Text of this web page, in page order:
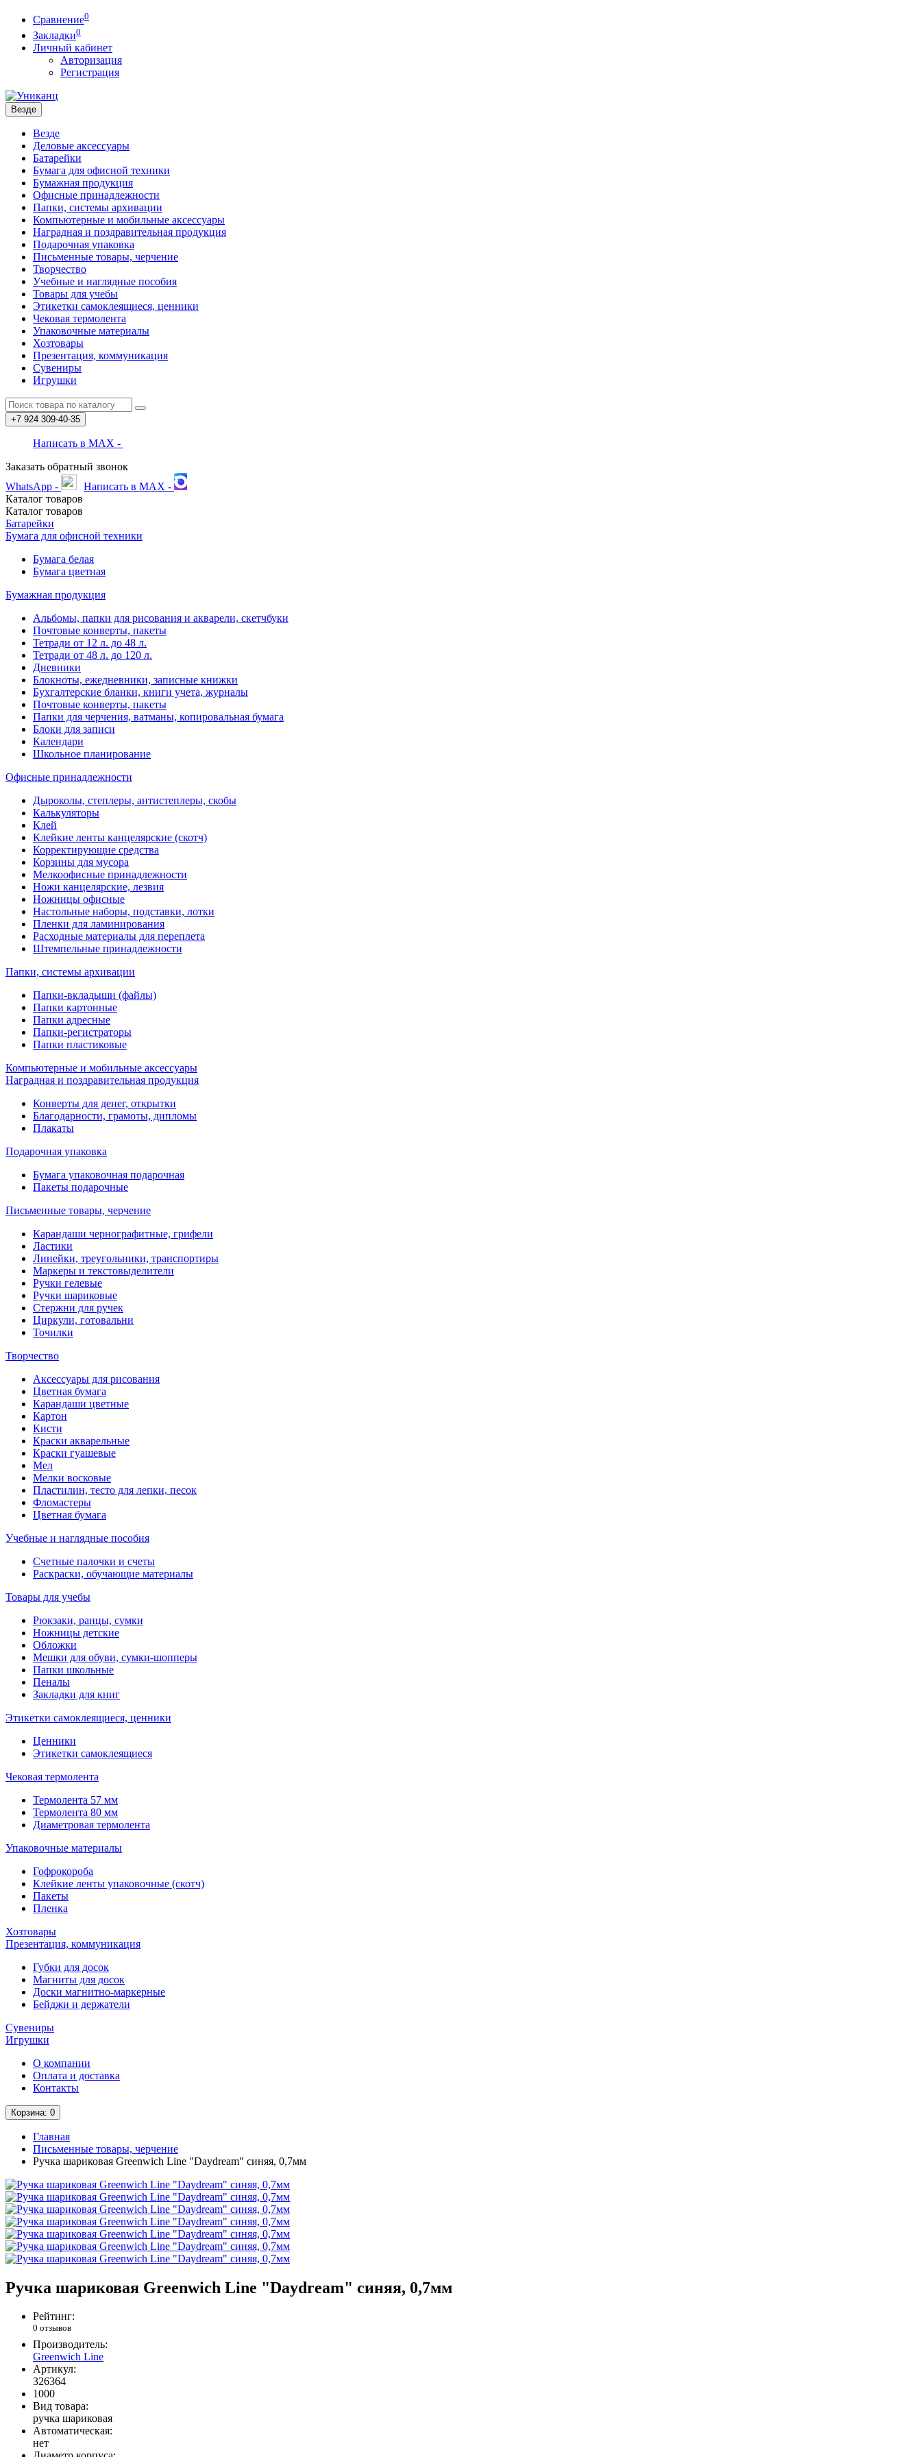
Сравнение0
Закладки0
Личный кабинет
Авторизация
Регистрация
Везде
Везде
Деловые аксессуары
Батарейки
Бумага для офисной техники
Бумажная продукция
Офисные принадлежности
Папки, системы архивации
Компьютерные и мобильные аксессуары
Наградная и поздравительная продукция
Подарочная упаковка
Письменные товары, черчение
Творчество
Учебные и наглядные пособия
Товары для учебы
Этикетки самоклеящиеся, ценники
Чековая термолента
Упаковочные материалы
Хозтовары
Презентация, коммуникация
Сувениры
Игрушки
+7 924 309-40-35
Написать в MAX -
Заказать обратный звонок
WhatsApp -
Написать в MAX -
Каталог товаров
Каталог товаров
Батарейки
Бумага для офисной техники
Бумага белая
Бумага цветная
Бумажная продукция
Альбомы, папки для рисования и акварели, скетчбуки
Почтовые конверты, пакеты
Тетради от 12 л. до 48 л.
Тетради от 48 л. до 120 л.
Дневники
Блокноты, ежедневники, записные книжки
Бухгалтерские бланки, книги учета, журналы
Почтовые конверты, пакеты
Папки для черчения, ватманы, копировальная бумага
Блоки для записи
Календари
Школьное планирование
Офисные принадлежности
Дыроколы, степлеры, антистеплеры, скобы
Калькуляторы
Клей
Клейкие ленты канцелярские (скотч)
Корректирующие средства
Корзины для мусора
Мелкоофисные принадлежности
Ножи канцелярские, лезвия
Ножницы офисные
Настольные наборы, подставки, лотки
Пленки для ламинирования
Расходные материалы для переплета
Штемпельные принадлежности
Папки, системы архивации
Папки-вкладыши (файлы)
Папки картонные
Папки адресные
Папки-регистраторы
Папки пластиковые
Компьютерные и мобильные аксессуары
Наградная и поздравительная продукция
Конверты для денег, открытки
Благодарности, грамоты, дипломы
Плакаты
Подарочная упаковка
Бумага упаковочная подарочная
Пакеты подарочные
Письменные товары, черчение
Карандаши чернографитные, грифели
Ластики
Линейки, треугольники, транспортиры
Маркеры и текстовыделители
Ручки гелевые
Ручки шариковые
Стержни для ручек
Циркули, готовальни
Точилки
Творчество
Аксессуары для рисования
Цветная бумага
Карандаши цветные
Картон
Кисти
Краски акварельные
Краски гуашевые
Мел
Мелки восковые
Пластилин, тесто для лепки, песок
Фломастеры
Цветная бумага
Учебные и наглядные пособия
Счетные палочки и счеты
Раскраски, обучающие материалы
Товары для учебы
Рюкзаки, ранцы, сумки
Ножницы детские
Обложки
Мешки для обуви, сумки-шопперы
Папки школьные
Пеналы
Закладки для книг
Этикетки самоклеящиеся, ценники
Ценники
Этикетки самоклеящиеся
Чековая термолента
Термолента 57 мм
Термолента 80 мм
Диаметровая термолента
Упаковочные материалы
Гофрокороба
Клейкие ленты упаковочные (скотч)
Пакеты
Пленка
Хозтовары
Презентация, коммуникация
Губки для досок
Магниты для досок
Доски магнитно-маркерные
Бейджи и держатели
Сувениры
Игрушки
О компании
Оплата и доставка
Контакты
Корзина: 0
Главная
Письменные товары, черчение
Ручка шариковая Greenwich Line "Daydream" синяя, 0,7мм
Ручка шариковая Greenwich Line "Daydream" синяя, 0,7мм
Рейтинг:
0 отзывов
Производитель:
Greenwich Line
Артикул:
326364
1000
Вид товара:
ручка шариковая
Автоматическая:
нет